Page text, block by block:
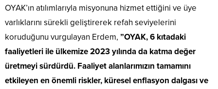
OYAK’ın atılımlarıyla misyonuna hizmet ettiğini ve üye
varlıklarını sürekli geliştirerek refah seviyelerini
koruduğunu vurgulayan Erdem, ”OYAK, 6 kıtadaki
faaliyetleri ile ülkemize 2023 yılında da katma değer
üretmeyi sürdürdü. Faaliyet alanlarımızın tamamını
etkileyen en önemli riskler, küresel enflasyon dalgası ve